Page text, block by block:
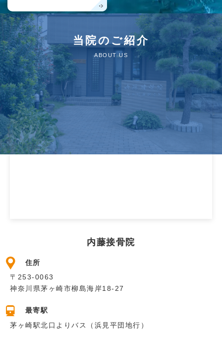
当院のご紹介
ABOUT US
内藤接骨院
住所
〒253-0063
神奈川県茅ヶ崎市柳島海岸18-27
最寄駅
茅ヶ崎駅北口よりバス（浜見平団地行）